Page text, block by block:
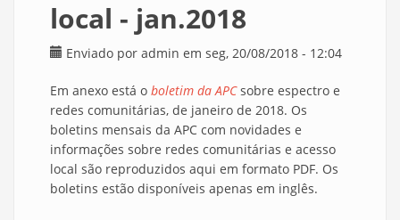
local - jan.2018
Enviado por admin em seg, 20/08/2018 - 12:04
Em anexo está o boletim da APCsobre espectro e
redes comunitárias, de janeiro de 2018. Os
boletins mensais da APC com novidades e
informações sobre redes comunitárias e acesso
local são reproduzidos aqui em formato PDF. Os
boletins estão disponíveis apenas em inglês.